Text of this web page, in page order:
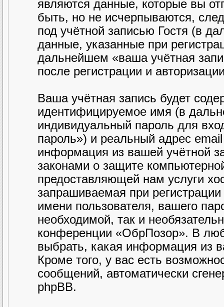
являются данные, которые вы
быть, но не исчерпываются,
под учётной записью Гостя (в
данные, указанные при
дальнейшем «ваша учётная
после регистрации и
Ваша учётная запись будет
идентифицируемое имя (в
индивидуальный пароль для
пароль») и реальный адрес
информация из вашей учётной
законами о защите
предоставляющей нам услуги
запрашиваемая при
имени пользователя, вашего
необходимой, так и
конференции «ОбрПозор». В
выбрать, какая информация из
Кроме того, у вас есть
сообщений, автоматически
phpBB.